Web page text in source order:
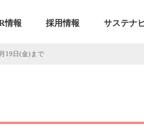
情報 採用情報 サステナ
19日(金)まで